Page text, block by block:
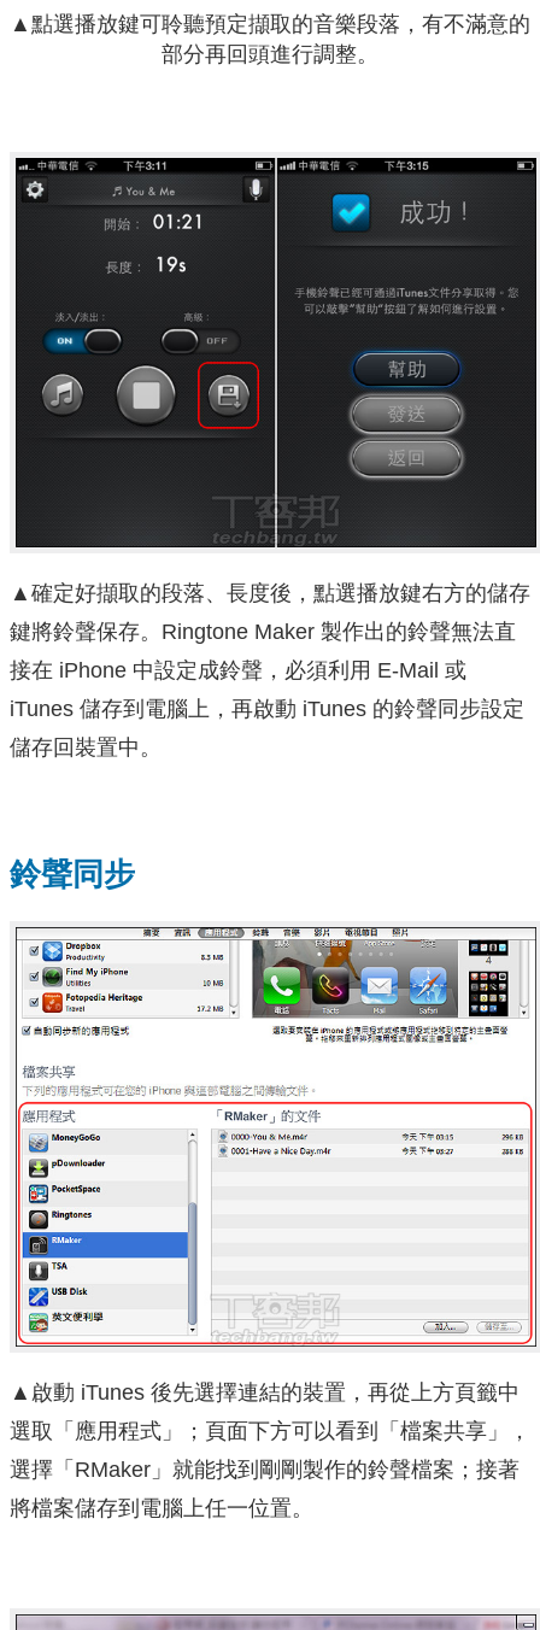
▲點選播放鍵可聆聽預定擷取的音樂段落，有不滿意的
部分再回頭進行調整。
▲確定好擷取的段落、長度後，點選播放鍵右方的儲存
鍵將鈴聲保存。Ringtone Maker 製作出的鈴聲無法直
接在 iPhone 中設定成鈴聲，必須利用 E-Mail 或
iTunes 儲存到電腦上，再啟動 iTunes 的鈴聲同步設定
儲存回裝置中。
鈴聲同步
▲啟動 iTunes 後先選擇連結的裝置，再從上方頁籤中
選取「應用程式」；頁面下方可以看到「檔案共享」，
選擇「RMaker」就能找到剛剛製作的鈴聲檔案；接著
將檔案儲存到電腦上任一位置。